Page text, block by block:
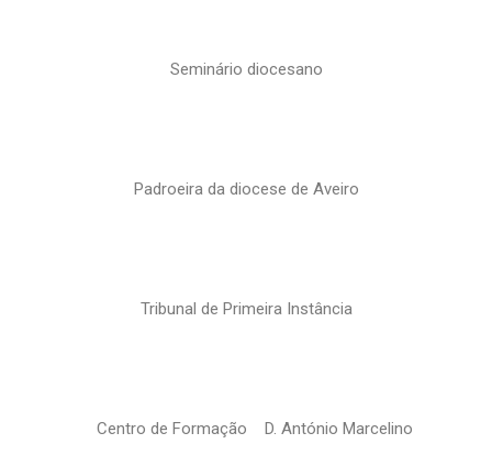
Seminário diocesano
Padroeira da diocese de Aveiro
Tribunal de Primeira Instância
Centro de Formação D. António Marcelino